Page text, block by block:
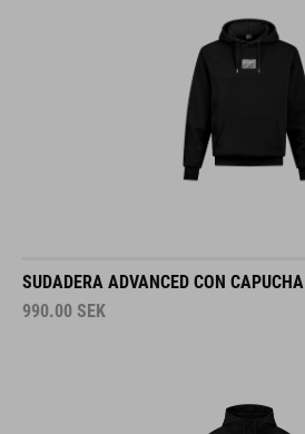
SUDADERA ADVANCED CON CAPUCHA
990.00 SEK